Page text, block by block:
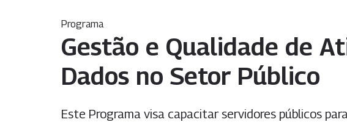
Programa
Gestão e Qualidade de
Dados no Setor Público
Este Programa visa capacitar servidores públicos